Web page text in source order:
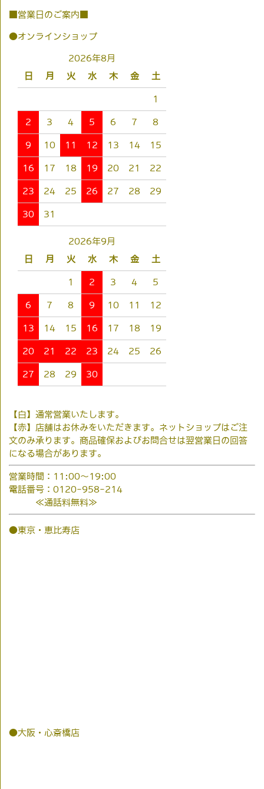
■営業日のご案内■
●オンラインショップ
2026年8月
日
月 火 水 木 金 土
1
2 3 4 5 6 7 8
9 10 11 12 13 14 15
16 17 18 19 20 21 22
23 24 25 26 27 28 29
30 31
2026年9月
日
月 火 水 木 金 土
1 2 3 4 5
6 7 8 9 10 11 12
13 14 15 16 17 18 19
20 21 22 23 24 25 26
27 28 29 30
【白】通常営業いたします。
【赤】店舗はお休みをいただきます。ネットショップはご注
文のみ承ります。商品確保およびお問合せは翌営業日の回答
になる場合があります。
営業時間：11:00～19:00
電話番号：0120-958-214
≪通話料無料≫
●東京・恵比寿店
●大阪・心斎橋店